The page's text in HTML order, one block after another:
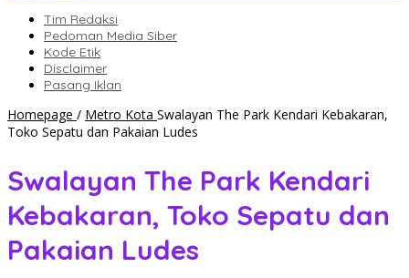
Tim Redaksi
Pedoman Media Siber
Kode Etik
Disclaimer
Pasang Iklan
Homepage / Metro Kota Swalayan The Park Kendari Kebakaran,
Toko Sepatu dan Pakaian Ludes
Swalayan The Park Kendari
Kebakaran, Toko Sepatu dan
Pakaian Ludes